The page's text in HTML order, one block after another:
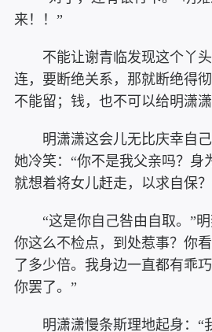
来！！”
不能让谢青临发现这个丫
连，要断绝关系，那就断绝得
不能留；钱，也不可以给明潇潇
明潇潇这会儿无比庆幸自
她冷笑：“你不是我父亲吗？身
就想着将女儿赶走，以求自保
“这是你自己咎由自取。”
你这么不检点，到处惹事？你
了多少倍。我身边一直都有乖
你罢了。”
明潇潇慢条斯理地起身：“